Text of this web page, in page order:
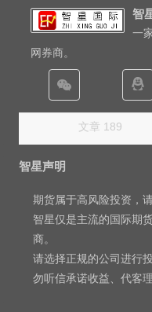
智
一
网券商。
文章 189
智星声明
期货属于高风险投资，
智星仅是主流的国际期
商。
请选择正规的公司进行
勿听信承诺收益、代客